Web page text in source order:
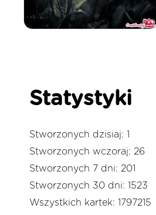
Statystyki
Stworzonych dzisiaj: 1
Stworzonych wczoraj: 26
Stworzonych 7 dni: 201
Stworzonych 30 dni: 1523
Wszystkich kartek: 1797215